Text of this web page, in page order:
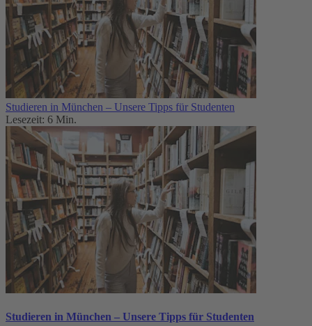
Studieren in München – Unsere Tipps für Studenten
Lesezeit: 6 Min.
Studieren in München – Unsere Tipps für Studenten